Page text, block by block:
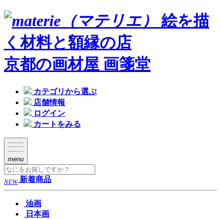
絵を描
く材料と額縁の店
京都の画材屋 画箋堂
カテゴリから選ぶ
店舗情報
ログイン
カートをみる
menu
NEW 新着商品
油画
日本画